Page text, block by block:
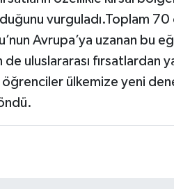
vurguladı.Toplam 70
Avrupa’ya uzanan bu
uluslararası fırsatlardan
ülkemize yeni